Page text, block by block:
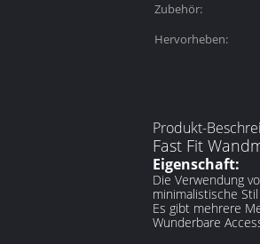
Zubehör:
Hervorheben:
Produkt-
Fast Fit
Eigenschaft:
Die Verwendung
minimalistische
Es gibt mehrere
Wunderbare